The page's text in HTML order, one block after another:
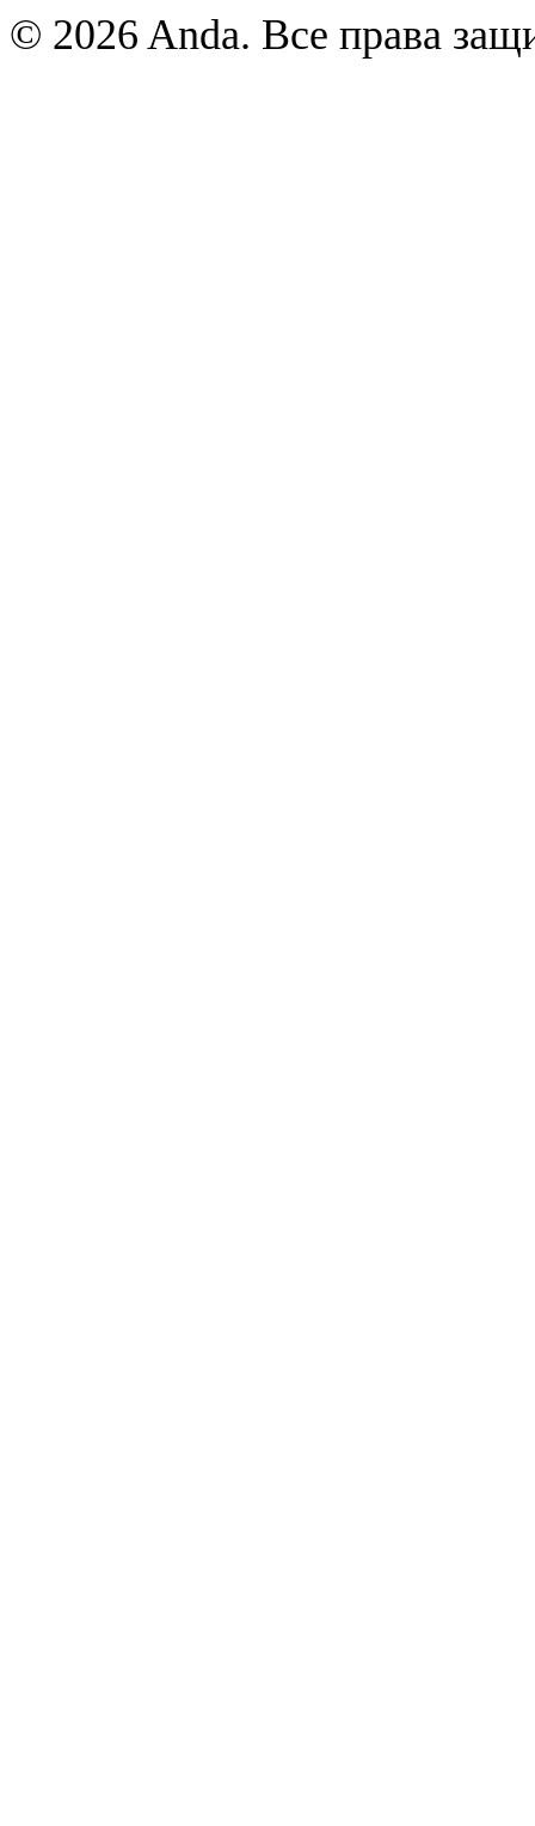
© 2026 Anda. Все права